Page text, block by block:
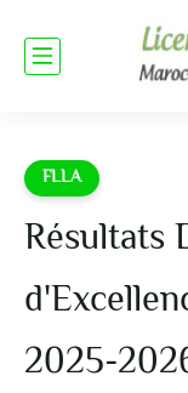
FLLA
Résultats
2025-